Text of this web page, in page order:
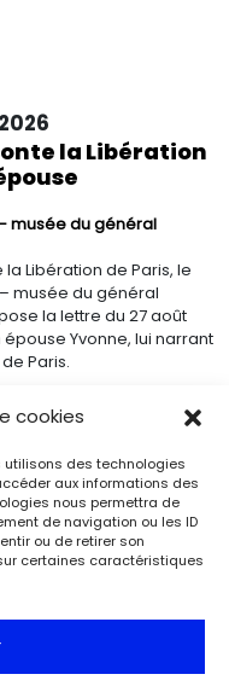
cookies
utilisons des technologies
aux informations des
nous permettra de
de navigation ou les ID
ou de retirer son
certaines caractéristiques
la Libération
musée du général
Libération de Paris, le
musée du général
la lettre du 27 août
Yvonne, lui narrant
Paris.
est une exposition
peintures architecturales
Pionnière de l’art
et la complexité
de sa longue carrière,
[…]